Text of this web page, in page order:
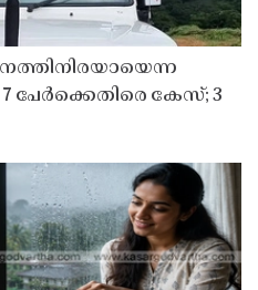
7 പേർക്കെതിരെ കേസ്; 3